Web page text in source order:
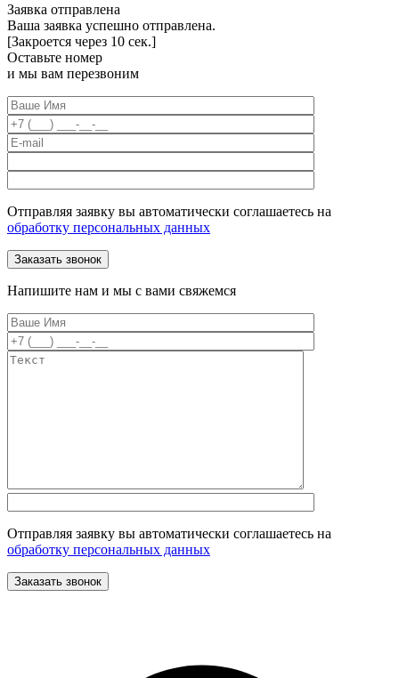
Заявка отправлена
Ваша заявка успешно отправлена.
[Закроется через 10 сек.]
Оставьте номер
и мы вам перезвоним
Отправляя заявку вы автоматически соглашаетесь на
обработку персональных данных
Напишите нам и мы с вами свяжемся
Отправляя заявку вы автоматически соглашаетесь на
обработку персональных данных